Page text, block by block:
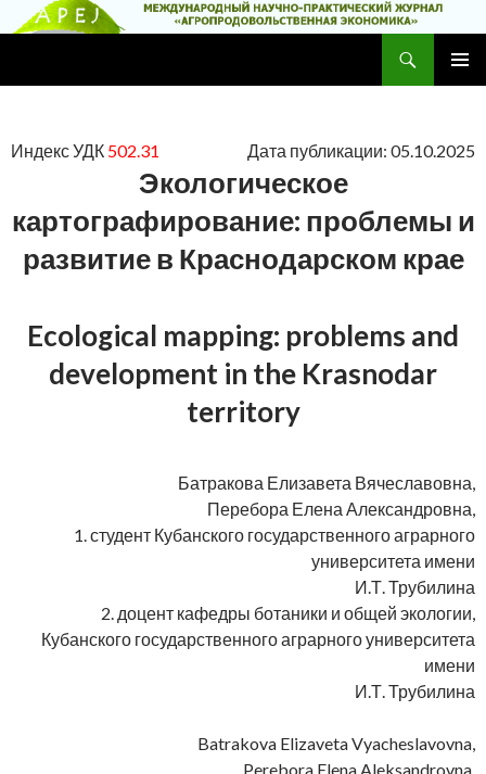
Индекс УДК 502.31 Дата публикации: 05.10.2025
Экологическое
картографирование: проблемы и
развитие в Краснодарском крае
Ecological mapping: problems and
development in the Krasnodar
territory
Батракова Елизавета Вячеславовна,
Перебора Елена Александровна,
1. студент Кубанского государственного аграрного
университета имени
И.Т. Трубилина
2. доцент кафедры ботаники и общей экологии,
Кубанского государственного аграрного университета
имени
И.Т. Трубилина
Batrakova Elizaveta Vyacheslavovna,
Perebora Elena Aleksandrovna,